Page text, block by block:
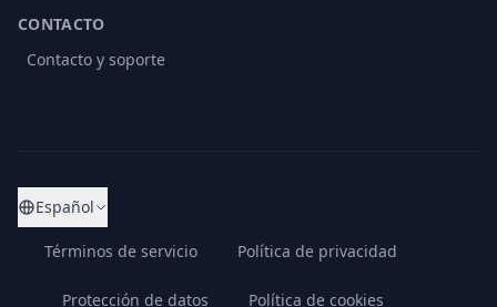
CONTACTO
Contacto y soporte
Español
Términos de servicio Política de privacidad
Protección de datos Política de cookies